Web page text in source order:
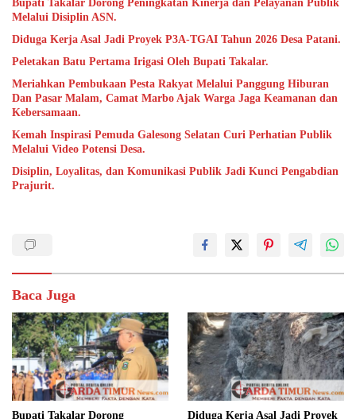
Bupati Takalar Dorong Peningkatan Kinerja dan Pelayanan Publik
Melalui Disiplin ASN.
Diduga Kerja Asal Jadi Proyek P3A-TGAI Tahun 2026 Desa Patani.
Peletakan Batu Pertama Irigasi Oleh Bupati Takalar.
Meriahkan Pembukaan Pesta Rakyat Melalui Panggung Hiburan
Dan Pasar Malam, Camat Marbo Ajak Warga Jaga Keamanan dan
Kebersamaan.
Kemah Inspirasi Pemuda Galesong Selatan Curi Perhatian Publik
Melalui Video Potensi Desa.
Disiplin, Loyalitas, dan Komunikasi Publik Jadi Kunci Pengabdian
Prajurit.
Baca Juga
Bupati Takalar Dorong
Diduga Kerja Asal Jadi Proyek